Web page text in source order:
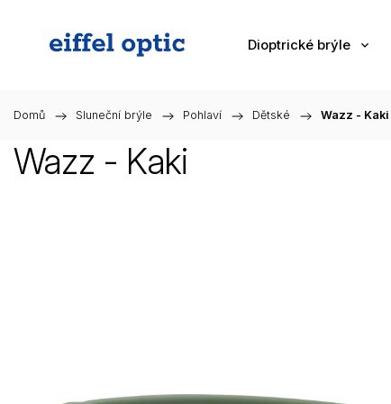
Dioptrické brýle
Domů / Sluneční brýle / Pohlaví / Dětské / Wazz - Kaki
Wazz - Kaki